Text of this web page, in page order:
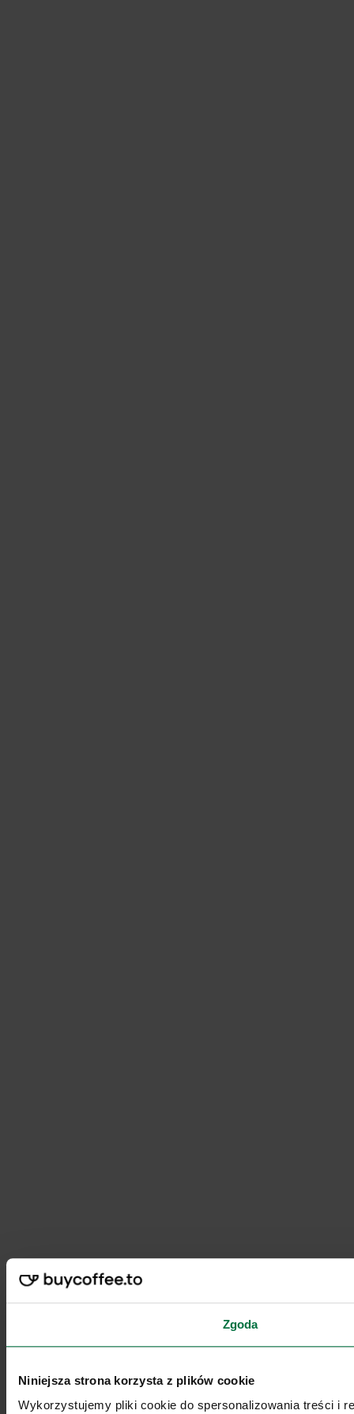
Zgoda
Niniejsza strona korzysta z plików cookie
Wykorzystujemy pliki cookie do spersonalizowania treści i